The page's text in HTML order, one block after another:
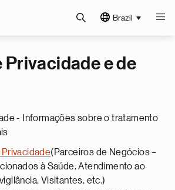
Brazil
Privacidade e de
- Informações sobre o tratamento
(Parceiros de Negócios –
à Saúde, Atendimento ao
Visitantes, etc.)